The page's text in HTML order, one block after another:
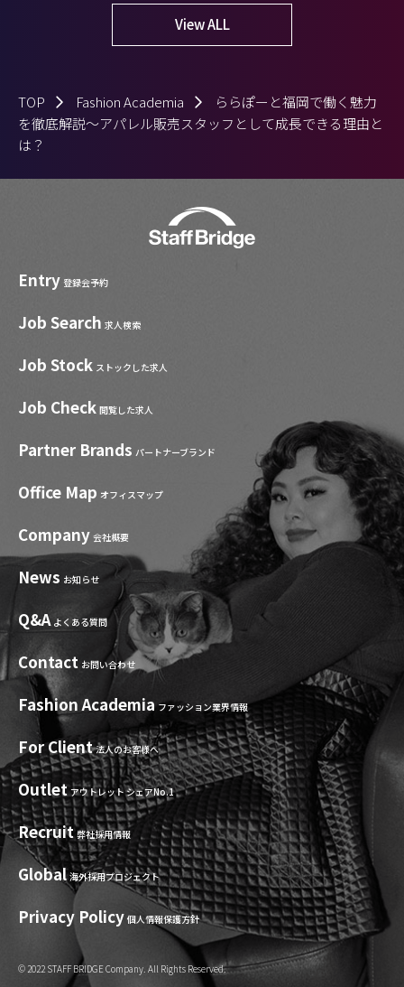
View ALL
TOP Fashion Academia
ららぽーと福岡で働く魅力
を徹底解説～アパレル販売スタッフとして成長できる理由と
は？
Entry 登録会予約
Job Search 求人検索
Job Stock ストックした求人
Job Check 閲覧した求人
Partner Brands パートナーブランド
Office Map オフィスマップ
Company 会社概要
News お知らせ
Q&A よくある質問
Contact お問い合わせ
Fashion Academia ファッション業界情報
For Client 法人のお客様へ
Outlet アウトレット シェアNo.1
Recruit 弊社採用情報
Global 海外採用プロジェクト
Privacy Policy 個人情報保護方針
© 2022 STAFF BRIDGE Company. All Rights Reserved.